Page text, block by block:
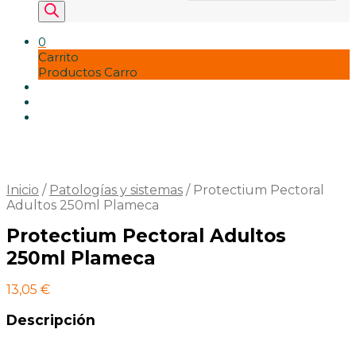
0
Carrito
Productos Carro
Inicio / Patologías y sistemas /Protectium Pectoral
Adultos 250ml Plameca
Protectium Pectoral Adultos
250ml Plameca
13,05 €
Descripción